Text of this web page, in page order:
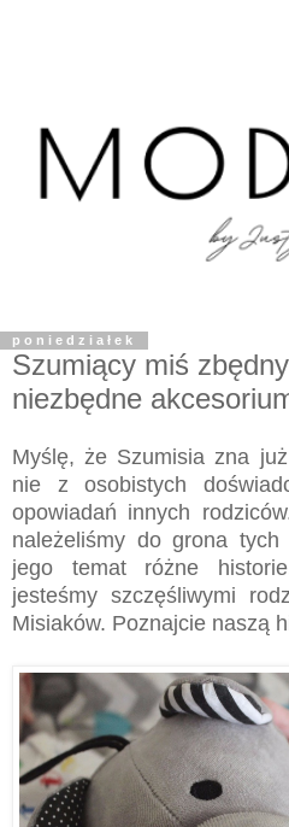
poniedziałek
Szumiący miś
niezbędne
Myślę, że Szumisia zna
nie z osobistych
opowiadań innych
należeliśmy do grona tych
jego temat różne
jesteśmy szczęśliwymi
Misiaków. Poznajcie naszą